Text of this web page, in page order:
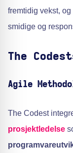
fremtidig vekst,
smidige og
The
Agile
The Codest
prosjektledelse